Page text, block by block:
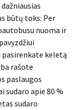
būtų toks: Per
nuoma ir
pasirenkate keletą
rašote
paslaugos
sudaro apie 80 %
sudaro